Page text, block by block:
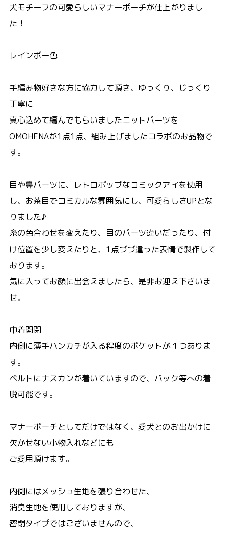
犬モチーフの可愛らしいマナーポーチが仕上がりまし
た！
レインボー色
手編み物好きな方に協力して頂き、ゆっくり、じっくり
丁寧に
真心込めて編んでもらいましたニットパーツを
OMOHENAが1点1点、組み上げましたコラボのお品物で
す。
目や鼻パーツに、レトロポップなコミックアイを使用
し、お茶目でコミカルな雰囲気にし、可愛らしさUPとな
りました♪
糸の色合わせを変えたり、目のパーツ違いだったり、付
け位置を少し変えたりと、1点づづ違った表情で製作して
おります。
気に入ってお顔に出会えましたら、是非お迎え下さいま
せ。
巾着開閉
内側に薄手ハンカチが入る程度のポケットが１つありま
す。
ベルトにナスカンが着いていますので、バック等への着
脱可能です。
マナーポーチとしてだけではなく、愛犬とのお出かけに
欠かせない小物入れなどにも
ご愛用頂けます。
内側にはメッシュ生地を張り合わせた、
消臭生地を使用しておりますが、
密閉タイプではございませんので、